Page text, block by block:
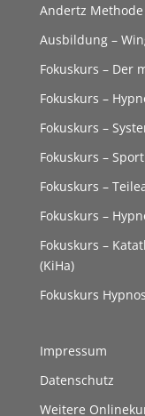
Andertz Methode
Ausbildung –
Fokuskurs – Der
Fokuskurs –
Fokuskurs –
Fokuskurs –
Fokuskurs –
Fokuskurs –
Fokuskurs –
(KiHa)
Fokuskurs
Impressum
Datenschutz
Weitere